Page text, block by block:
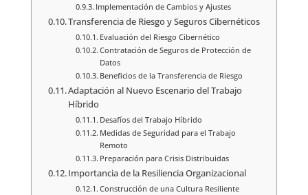
Implementación de Cambios y Ajustes
Transferencia de Riesgo y Seguros Cibernéticos
Evaluación del Riesgo Cibernético
Contratación de Seguros de Protección de
Datos
Beneficios de la Transferencia de Riesgo
Adaptación al Nuevo Escenario del Trabajo
Híbrido
Desafíos del Trabajo Híbrido
Medidas de Seguridad para el Trabajo
Remoto
Preparación para Crisis Distribuidas
Importancia de la Resiliencia Organizacional
Construcción de una Cultura Resiliente